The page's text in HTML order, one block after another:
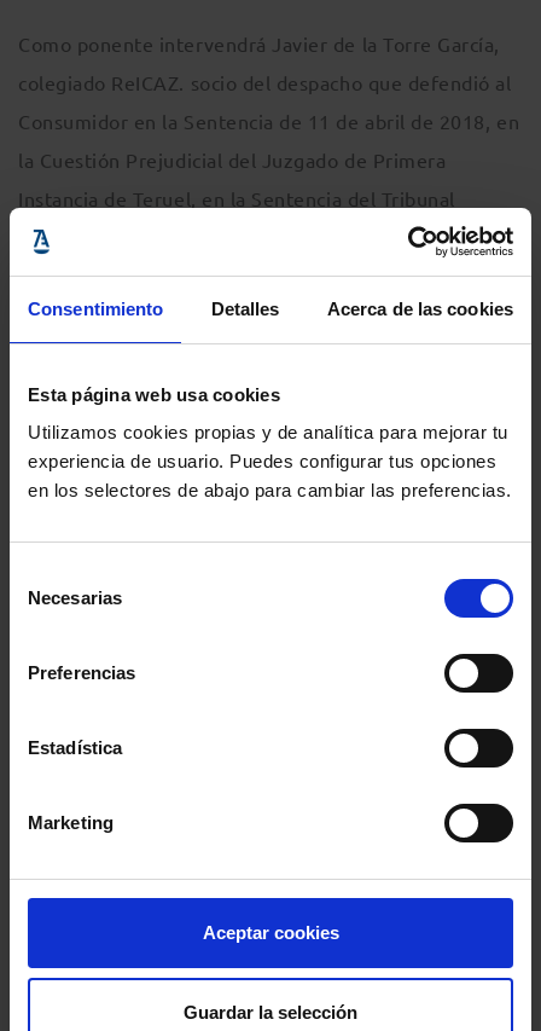
Consentimiento Detalles Acerca de las cookies
Esta página web usa cookies
Utilizamos cookies propias y de analítica para mejorar tu
experiencia de usuario. Puedes configurar tus opciones
en los selectores de abajo para cambiar las preferencias.
Necesarias
Preferencias
Estadística
Marketing
Aceptar cookies
Guardar la selección
Como ponente intervendrá Javier de la Torre García,
colegiado ReICAZ. socio del despacho que defendió al
Consumidor en la Sentencia de 11 de abril de 2018, en
la Cuestión Prejudicial del Juzgado de Primera
Instancia de Teruel, en la Sentencia del Tribunal
Supremo de 5 de noviembre, y en la cuestión
prejudicial de Zaragoza.
Información del evento
España
Fin: 22 diciembre 2020 - 13:30h